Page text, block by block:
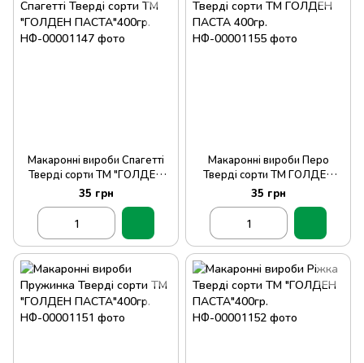
Макаронні вироби Спагетті
Тверді сорти ТМ "ГОЛДЕН
ПАСТА"400гр.
35 грн
Макаронні вироби Перо
Тверді сорти ТМ ГОЛДЕН
ПАСТА 400гр.
35 грн